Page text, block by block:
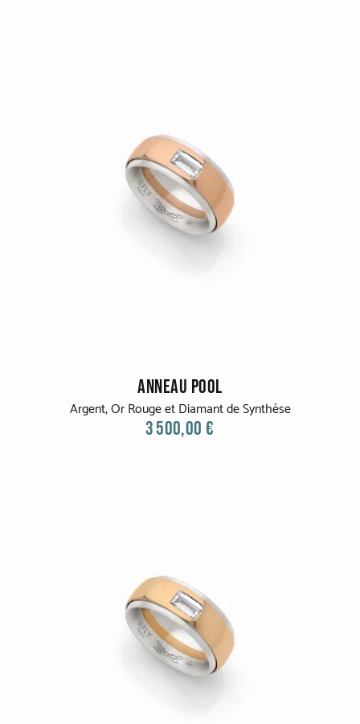
ANNEAU POOL
Argent, Or Rouge et Diamant de Synthèse
3 500,00 €